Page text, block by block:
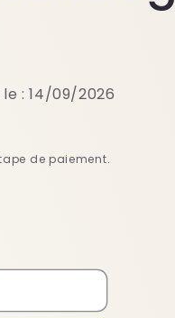
le :14/09/2026
de paiement.